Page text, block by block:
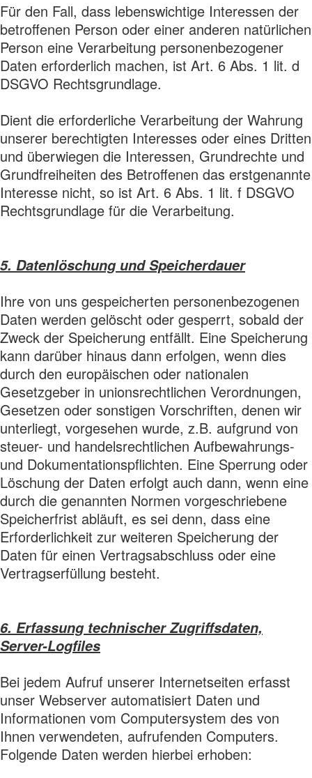
Für den Fall, dass lebenswichtige Interessen der
betroffenen Person oder einer anderen natürlichen
Person eine Verarbeitung personenbezogener
Daten erforderlich machen, ist Art. 6 Abs. 1 lit. d
DSGVO Rechtsgrundlage.
Dient die erforderliche Verarbeitung der Wahrung
unserer berechtigten Interesses oder eines Dritten
und überwiegen die Interessen, Grundrechte und
Grundfreiheiten des Betroffenen das erstgenannte
Interesse nicht, so ist Art. 6 Abs. 1 lit. f DSGVO
Rechtsgrundlage für die Verarbeitung.
5. Datenlöschung und Speicherdauer
Ihre von uns gespeicherten personenbezogenen
Daten werden gelöscht oder gesperrt, sobald der
Zweck der Speicherung entfällt. Eine Speicherung
kann darüber hinaus dann erfolgen, wenn dies
durch den europäischen oder nationalen
Gesetzgeber in unionsrechtlichen Verordnungen,
Gesetzen oder sonstigen Vorschriften, denen wir
unterliegt, vorgesehen wurde, z.B. aufgrund von
steuer- und handelsrechtlichen Aufbewahrungs-
und Dokumentationspflichten. Eine Sperrung oder
Löschung der Daten erfolgt auch dann, wenn eine
durch die genannten Normen vorgeschriebene
Speicherfrist abläuft, es sei denn, dass eine
Erforderlichkeit zur weiteren Speicherung der
Daten für einen Vertragsabschluss oder eine
Vertragserfüllung besteht.
6. Erfassung technischer Zugriffsdaten,
Server-Logfiles
Bei jedem Aufruf unserer Internetseiten erfasst
unser Webserver automatisiert Daten und
Informationen vom Computersystem des von
Ihnen verwendeten, aufrufenden Computers.
Folgende Daten werden hierbei erhoben: